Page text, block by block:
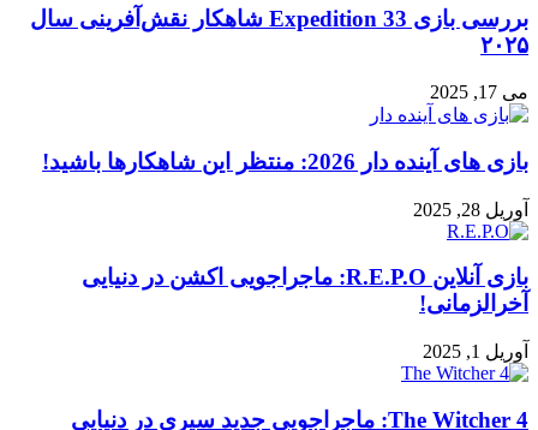
بررسی بازی Expedition 33 شاهکار نقش‌آفرینی سال
۲۰۲۵
می 17, 2025
بازی‌ های آینده دار 2026: منتظر این شاهکارها باشید!
آوریل 28, 2025
بازی آنلاین R.E.P.O: ماجراجویی اکشن در دنیایی
آخرالزمانی!
آوریل 1, 2025
The Witcher 4: ماجراجویی جدید سیری در دنیایی